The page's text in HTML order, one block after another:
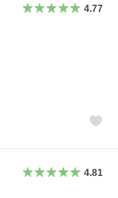
4.77
4.81